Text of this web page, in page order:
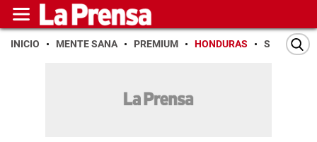
INICIO MENTE SANA PREMIUM HONDURAS SAN PEDRO